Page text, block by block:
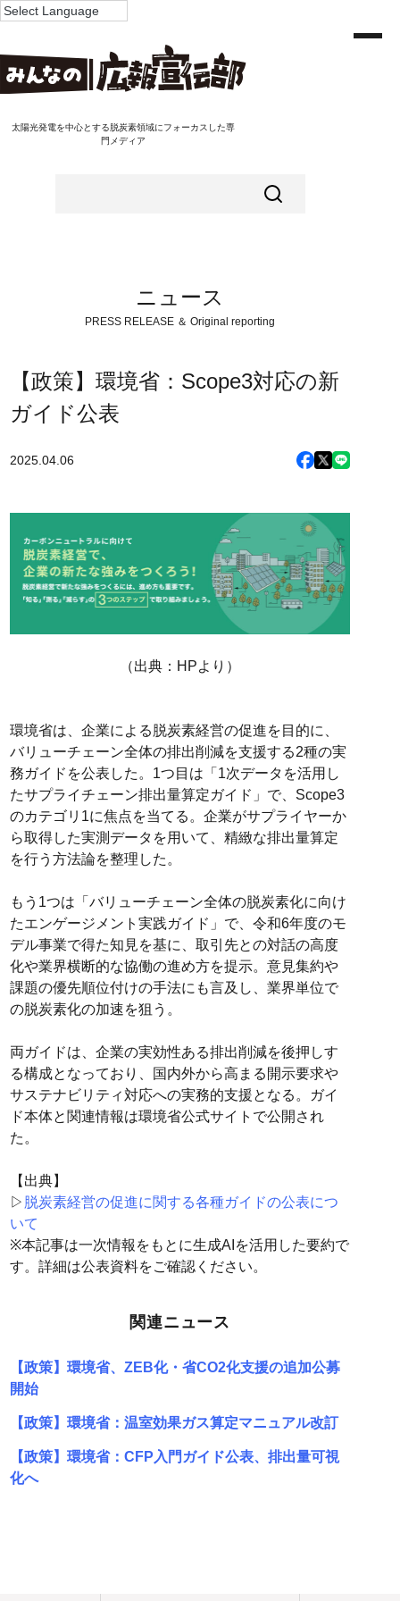
太陽光発電を中心とする脱炭素領域にフォーカスした専
門メディア
ニュース
PRESS RELEASE ＆ Original reporting
【政策】環境省：Scope3対応の新
ガイド公表
2025.04.06
（出典：HPより）
環境省は、企業による脱炭素経営の促進を目的に、
バリューチェーン全体の排出削減を支援する2種の実
務ガイドを公表した。1つ目は「1次データを活用し
たサプライチェーン排出量算定ガイド」で、Scope3
のカテゴリ1に焦点を当てる。企業がサプライヤーか
ら取得した実測データを用いて、精緻な排出量算定
を行う方法論を整理した。
もう1つは「バリューチェーン全体の脱炭素化に向け
たエンゲージメント実践ガイド」で、令和6年度のモ
デル事業で得た知見を基に、取引先との対話の高度
化や業界横断的な協働の進め方を提示。意見集約や
課題の優先順位付けの手法にも言及し、業界単位で
の脱炭素化の加速を狙う。
両ガイドは、企業の実効性ある排出削減を後押しす
る構成となっており、国内外から高まる開示要求や
サステナビリティ対応への実務的支援となる。ガイ
ド本体と関連情報は環境省公式サイトで公開され
た。
【出典】
▷ 脱炭素経営の促進に関する各種ガイドの公表につ
いて
※本記事は一次情報をもとに生成AIを活用した要約で
す。詳細は公表資料をご確認ください。
関連ニュース
【政策】環境省、ZEB化・省CO2化支援の追加公募
開始
【政策】環境省：温室効果ガス算定マニュアル改訂
【政策】環境省：CFP入門ガイド公表、排出量可視
化へ